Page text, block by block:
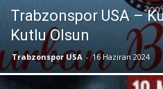
Trabzonspor USA –
Kutlu Olsun
Trabzonspor USA - 16 Haziran 2024